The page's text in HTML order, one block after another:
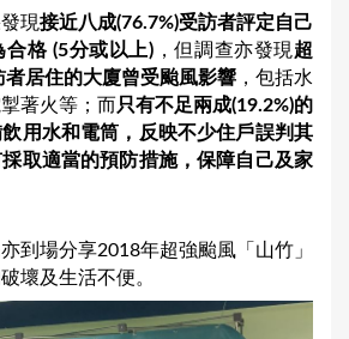
現接近八成(76.7%)受訪者評定自己
格 (5分或以上) ，但調查亦發現 超
者居住的大廈曾受颱風影響 ，包括水
著火等；而 只有不足兩成(19.2%)的
用水和電筒，反映不少住戶誤判其
取適當的預防措施，保障自己及家
到場分享2018年超強颱風「山竹」
壞及生活不便。